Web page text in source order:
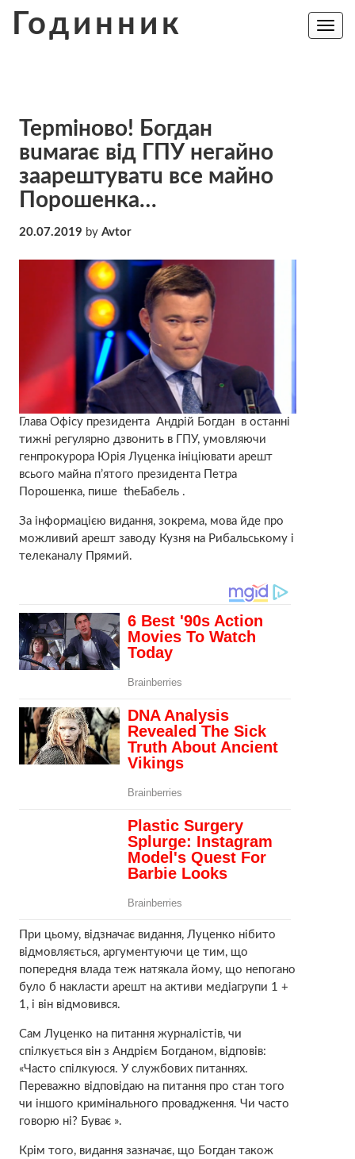
Годинник
Toggle
Терmіново! Богдан
вuмaraє від ГПУ нeгaйнo
заaрeштyвaтu вcе мaйнo
Пoрoшeнкa…
20.07.2019 by Avtor
Глава Офісу президента Андрій Богдан в останні
тижні регулярно дзвонить в ГПУ, умовляючи
генпрокурора Юрія Луценка ініціювати арешт
всього майна п’ятого президента Петра
Порошенка, пише theБабель .
За інформацією видання, зокрема, мова йде про
можливий арешт заводу Кузня на Рибальському і
телеканалу Прямий.
При цьому, відзначає видання, Луценко нібито
відмовляється, аргументуючи це тим, що
попередня влада теж натякала йому, що непогано
було б накласти арешт на активи медіагрупи 1 +
1, і він відмовився.
Сам Луценко на питання журналістів, чи
спілкується він з Андрієм Богданом, відповів:
«Часто спілкуюся. У службових питаннях.
Переважно відповідаю на питання про стан того
чи іншого кримінального провадження. Чи часто
говорю ні? Буває ».
Крім того, видання зазначає, що Богдан також